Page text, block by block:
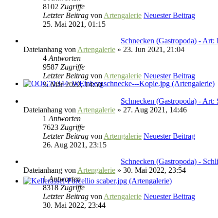
8102 Zugriffe
Letzter Beitrag von Artengalerie Neuester Beitrag
25. Mai 2021, 01:15
Schnecken (Gastropoda) -
Dateianhang von Artengalerie » 23. Jun 2021, 21:04
4 Antworten
9587 Zugriffe
Letzter Beitrag von Artengalerie Neuester Beitrag
3. Mär 2022, 14:50
Schnecken (Gastropoda) - Art:
Dateianhang von Artengalerie » 27. Aug 2021, 14:46
1 Antworten
7623 Zugriffe
Letzter Beitrag von Artengalerie Neuester Beitrag
26. Aug 2021, 23:15
Schnecken (Gastropoda) -
Dateianhang von Artengalerie » 30. Mai 2022, 23:54
1Antworten
8318 Zugriffe
Letzter Beitrag von Artengalerie Neuester Beitrag
30. Mai 2022, 23:44